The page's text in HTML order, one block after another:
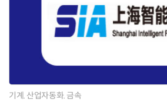
기계. 산업자동화. 금속